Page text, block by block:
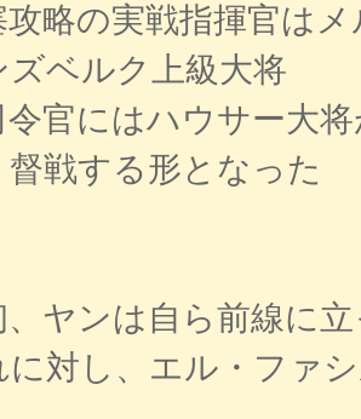
攻略の実戦指揮官は
ズベルク上級大将
令官にはハウサー大
督戦する形となった
、ヤンは自ら前線に
に対し、エル・ファ